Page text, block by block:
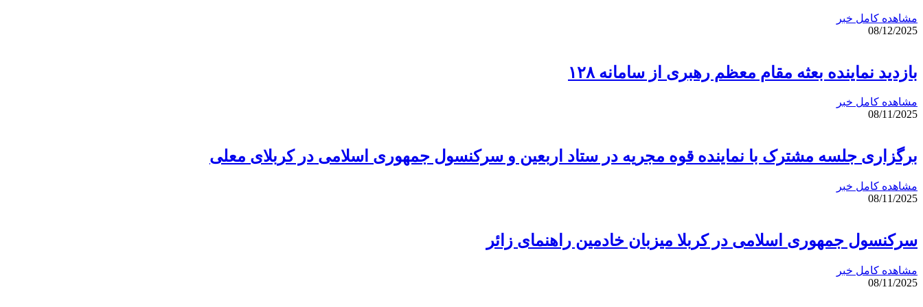
مشاهده کامل خبر
08/12/2025
بازدید نماینده بعثه مقام معظم رهبری از سامانه ۱۲۸
مشاهده کامل خبر
08/11/2025
برگزاری جلسه مشترک با نماینده قوه مجریه در ستاد اربعین و سرکنسول جمهوری اسلامی در کربلای معلی
مشاهده کامل خبر
08/11/2025
سرکنسول جمهوری اسلامی در کربلا میزبان خادمین راهنمای زائر
مشاهده کامل خبر
08/11/2025